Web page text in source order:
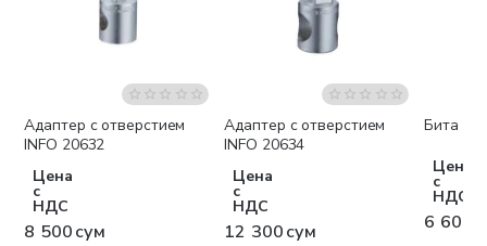
Адаптер с отверстием
INFO 20632
Цена
с
НДС
8 500 сум
Адаптер с отверстием
INFO 20634
Цена
с
НДС
12 300 сум
Бита
Цена
с
НДС
6 600